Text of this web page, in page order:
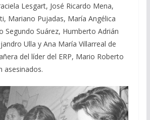
Lesgart, José Ricardo Mena,
Mariano Pujadas, María Angélica
Segundo Suárez, Humberto Adrián
Ulla y Ana María Villarreal de
del líder del ERP, Mario Roberto
asesinados.